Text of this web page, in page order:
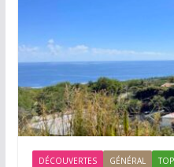
DÉCOUVERTES GÉNÉRAL